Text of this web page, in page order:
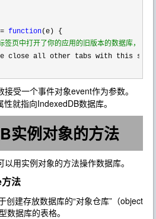
= function(e) {
签页中打开了你的应用的旧版本的数据库，
close all other tabs with this site
接受一个事件对象event作为参数。
就指向IndexedDB数据库。
实例对象的方法
用实例对象的方法操作数据库。
法
创建存放数据库的“对象仓库”（object
数据库的表格。